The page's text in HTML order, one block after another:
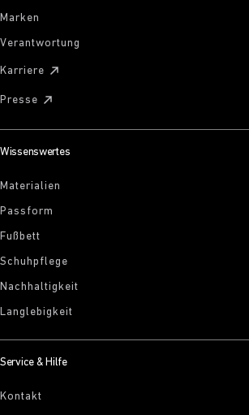
Marken
Verantwortung
Karriere
Presse
Wissenswertes
Materialien
Passform
Fußbett
Schuhpflege
Nachhaltigkeit
Langlebigkeit
Service & Hilfe
Kontakt